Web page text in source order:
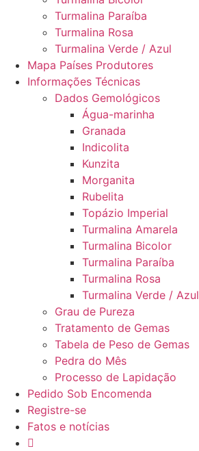
Turmalina Paraíba
Turmalina Rosa
Turmalina Verde / Azul
Mapa Países Produtores
Informações Técnicas
Dados Gemológicos
Água-marinha
Granada
Indicolita
Kunzita
Morganita
Rubelita
Topázio Imperial
Turmalina Amarela
Turmalina Bicolor
Turmalina Paraíba
Turmalina Rosa
Turmalina Verde / Azul
Grau de Pureza
Tratamento de Gemas
Tabela de Peso de Gemas
Pedra do Mês
Processo de Lapidação
Pedido Sob Encomenda
Registre-se
Fatos e notícias